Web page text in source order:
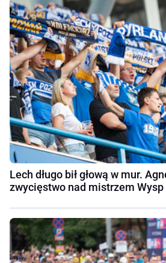
Lech długo bił głową w mur.
zwycięstwo nad mistrzem Wysp